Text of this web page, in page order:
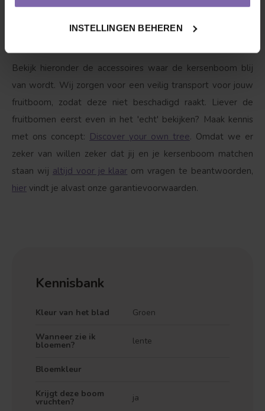
INSTELLINGEN BEHEREN
beschadigingen en infecties.
Bekijk hieronder de accessoires waar de kersenboom blij
van wordt. Wij zorgen voor een veilig transport voor jouw
fruitboom, zodat deze niet beschadigd raakt. Liever de
fruitbomen eerst even in het 'echt' bekijken? Maak kennis
met ons concept: Discover your own tree. Omdat we er
zeker van willen zeker dat jij en je kersenboom matchen
staan wij altijd voor je klaar om vragen te beantwoorden,
hier vindt je alvast onze garantievoorwaarden.
Kennisbank
Kleur van het blad Groen
Wanneer zie ik
bloemen? lente
Bloemkleur
Krijgt deze boom
vruchten? ja